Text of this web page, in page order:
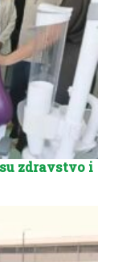
zdravstvo i